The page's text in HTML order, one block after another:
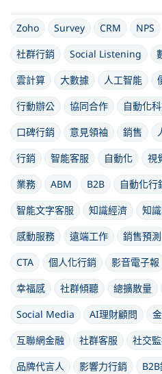
Zoho Survey CRM NPS
社群行銷
Social Listening
雲計算
大數據 人工智能
行動辦公
協同合作 自動化
口碑行銷
意見領袖 銷售
行銷
智能客服 自動化 視
業務
ABM B2B 自動化行
智能文字客服
知識經濟 知
感動服務
遠端工作 銷售預測
CTA
個人化行銷 影音電子報
幸福感
社群傾聽 總擴散量
Social Media
AI理財顧問
互聯網金融
社群客服 社交
品牌代言人
影響力行銷